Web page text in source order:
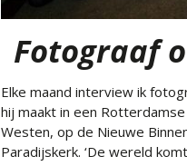
Fotograaf
Elke maand interview ik
hij maakt in een
Westen, op de Nieuwe
Paradijskerk. ‘De wereld